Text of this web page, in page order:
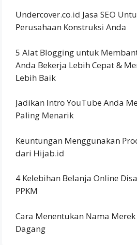
Undercover.co.id Jasa SEO
Perusahaan Konstruksi Anda
5 Alat Blogging untuk
Anda Bekerja Lebih Cepat &
Lebih Baik
Jadikan Intro YouTube Anda
Paling Menarik
Keuntungan Menggunakan
dari Hijab.id
4 Kelebihan Belanja Online
PPKM
Cara Menentukan Nama Merek
Dagang